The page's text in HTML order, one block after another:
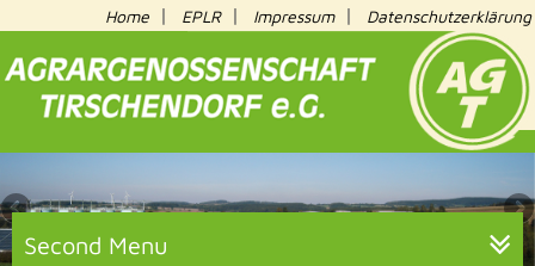
Home | EPLR | Impressum | Datenschutzerklärung
Second Menu